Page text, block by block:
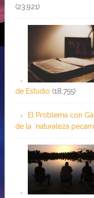
(23,921)
de Estudio (18,755)
El Problema con
de la ¨naturaleza